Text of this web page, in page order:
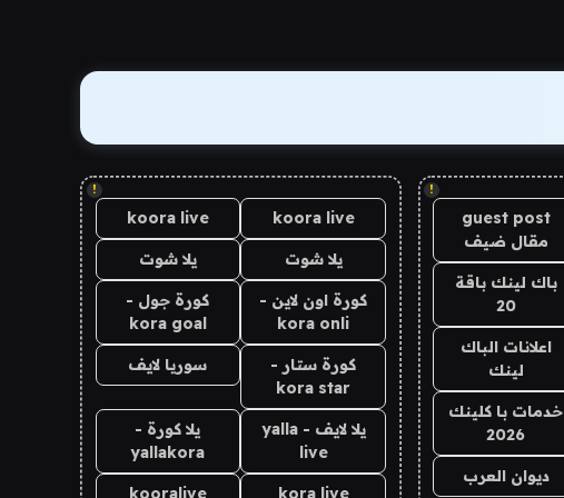
!
guest post
مقال ضيف
باك لينك باقة
20
اعلانات الباك
لينك
خدمات با كلينك
2026
ديوان العرب
!
koora live
koora live
يلا شوت يلا شوت
كورة اون لاين -
kora onli
كورة جول -
kora goal
كورة ستار -
kora star
سوريا لايف
يلا لايف - yalla
live
يلا كورة -
yallakora
kora live
kooralive